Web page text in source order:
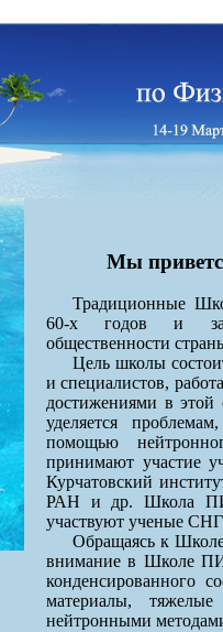
Мы
Традиционные
60-х годов и
общественности
Цель школы
и специалистов,
достижениями в этой
уделяется
помощью
принимают участие
Курчатовский
РАН и др. Школа
участвуют ученые СНГ
Обращаясь к
внимание в Школе
конденсированного
материалы,
нейтронными